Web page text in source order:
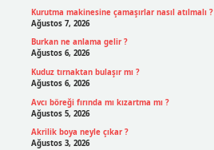
Kurutma makinesine çamaşırlar nasıl atılmalı ?
Ağustos 7, 2026
Burkan ne anlama gelir ?
Ağustos 6, 2026
Kuduz tırnaktan bulaşır mı ?
Ağustos 6, 2026
Avcı böreği fırında mı kızartma mı ?
Ağustos 5, 2026
Akrilik boya neyle çıkar ?
Ağustos 3, 2026